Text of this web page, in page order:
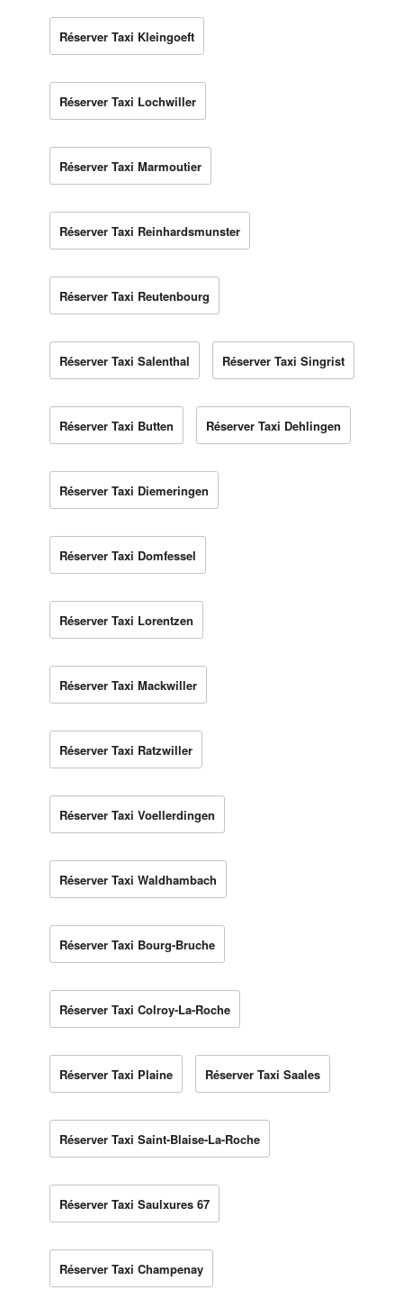
Réserver Taxi Kleingoeft
Réserver Taxi Lochwiller
Réserver Taxi Marmoutier
Réserver Taxi Reinhardsmunster
Réserver Taxi Reutenbourg
Réserver Taxi Salenthal Réserver Taxi Singrist
Réserver Taxi Butten Réserver Taxi Dehlingen
Réserver Taxi Diemeringen
Réserver Taxi Domfessel
Réserver Taxi Lorentzen
Réserver Taxi Mackwiller
Réserver Taxi Ratzwiller
Réserver Taxi Voellerdingen
Réserver Taxi Waldhambach
Réserver Taxi Bourg-Bruche
Réserver Taxi Colroy-La-Roche
Réserver Taxi Plaine Réserver Taxi Saales
Réserver Taxi Saint-Blaise-La-Roche
Réserver Taxi Saulxures 67
Réserver Taxi Champenay